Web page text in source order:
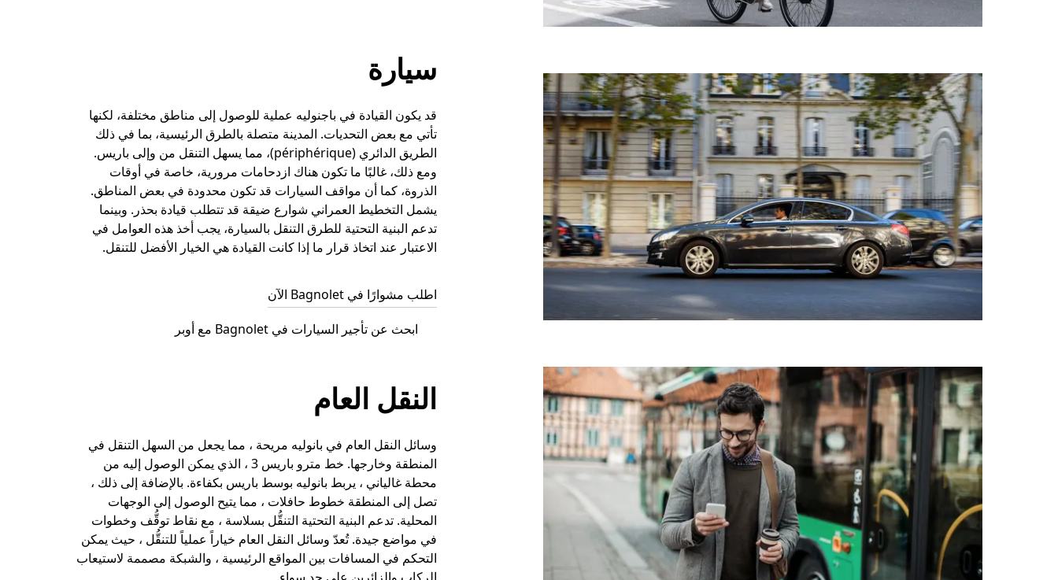
سيارة
قد يكون القيادة في باجنوليه عملية للوصول إلى مناطق مختلفة، لكنها
تأتي مع بعض التحديات. المدينة متصلة بالطرق الرئيسية، بما في ذلك
الطريق الدائري (périphérique)، مما يسهل التنقل من وإلى باريس.
ومع ذلك، غالبًا ما تكون هناك ازدحامات مرورية، خاصة في أوقات
الذروة، كما أن مواقف السيارات قد تكون محدودة في بعض المناطق.
يشمل التخطيط العمراني شوارع ضيقة قد تتطلب قيادة بحذر. وبينما
تدعم البنية التحتية للطرق التنقل بالسيارة، يجب أخذ هذه العوامل في
الاعتبار عند اتخاذ قرار ما إذا كانت القيادة هي الخيار الأفضل للتنقل.
اطلب مشوارًا في Bagnolet الآن
ابحث عن تأجير السيارات في Bagnolet مع أوبر
النقل العام
وسائل النقل العام في بانوليه مريحة ، مما يجعل من السهل التنقل في
المنطقة وخارجها. خط مترو باريس 3 ، الذي يمكن الوصول إليه من
محطة غالياني ، يربط بانوليه بوسط باريس بكفاءة. بالإضافة إلى ذلك ،
تصل إلى المنطقة خطوط حافلات ، مما يتيح الوصول إلى الوجهات
المحلية. تدعم البنية التحتية التنقُّل بسلاسة ، مع نقاط توقُّف وخطوات
في مواضع جيدة. تُعدّ وسائل النقل العام خياراً عملياً للتنقُّل ، حيث يمكن
التحكم في المسافات بين المواقع الرئيسية ، والشبكة مصممة لاستيعاب